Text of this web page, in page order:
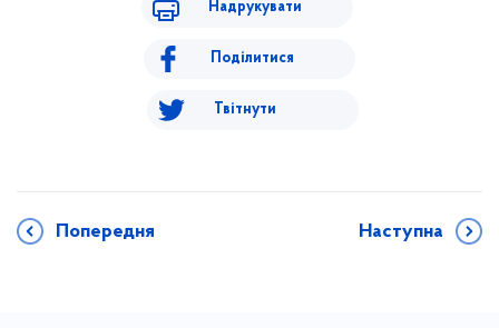
Надрукувати
Поділитися
Твітнути
Попередня Наступна